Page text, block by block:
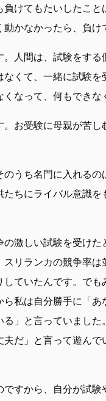
けてもたいしたこ
かなかったら、負け
人間は、試験をする
くて、一緒に試験
なって、何もできな
お受験に母親が苦
うち名門に入れる
ちにライバル意識を
激しい試験を受け
リランカの競争率
ていたんです。でも
私は自分勝手に「
」と言っていまし
だ」と言って遊ん
すから、自分が試